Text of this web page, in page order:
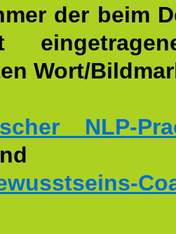
der beim
Wort/
NLP-